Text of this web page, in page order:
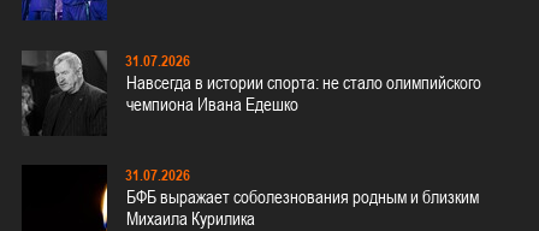
31.07.2026
Навсегда в истории спорта: не стало олимпийского
чемпиона Ивана Едешко
31.07.2026
БФБ выражает соболезнования родным и близким
Михаила Курилика